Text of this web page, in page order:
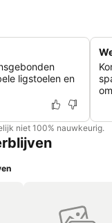
ligstoelen en
niet 100% nauwkeurig.